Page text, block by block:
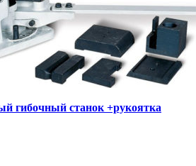
гибочный станок +рукоятка